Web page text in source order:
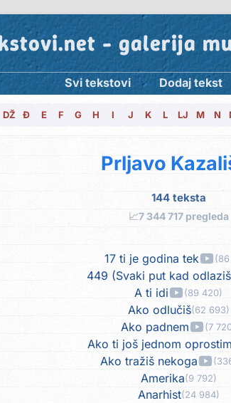
- galerija
Svi tekstovi Dodaj tekst
DŽ Đ E F G H I J K L LJ M N
Prljavo
144 teksta
📈7 344 717 pregleda
17 ti je godina tek
449 (Svaki put kad
A ti idi (89 420)
Ako odlučiš(62 693)
Ako padnem (7
Ako ti još jednom oprostim
Ako tražiš nekoga
Amerika(9 792)
Anarhist(24 984)